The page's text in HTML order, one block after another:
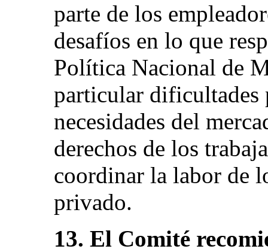
parte de los
desafíos en lo que
Política Nacional de
particular dificultades
necesidades del
derechos de los
coordinar la labor de
privado.
13. El Comité